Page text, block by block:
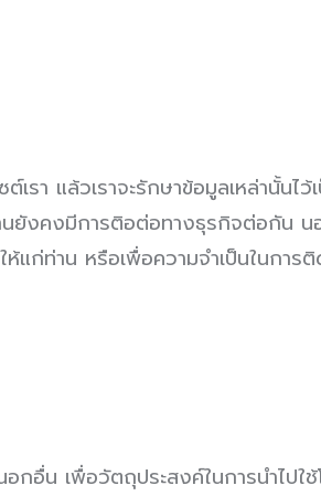
รา แล้วเราจะรักษาข้อมูลเหล่านั้น
ยังคงมีการติอต่อทางธุรกิจต่อกัน น
ก่ท่าน หรือเพื่อความจำเป็นในการ
น เพื่อวัตถุประสงค์ในการนำไปใช้